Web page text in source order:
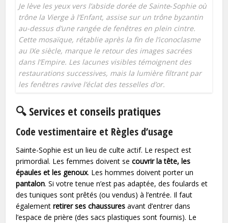
Je lève les yeux vers l’abside dorée de Sainte‑Sophie où
trône la Vierge à l’Enfant, assise sur un trône byzantin
au-dessus d’une rangée de fenêtres en plein cintre.
Cette mosaïque, rétablie après la fin de l’iconoclasme
au IXe siècle, marque le retour des images sacrées
dans l’Empire. Les lacunes visibles témoignent des
restaurations successives, mais la lumière filtrant par
les fenêtres ravive l’éclat des tesselles d’or.
🔍 Services et conseils pratiques
Code vestimentaire et Règles d’usage
Sainte-Sophie est un lieu de culte actif. Le respect est
primordial. Les femmes doivent secouvrir la tête, les
épaules et les genoux. Les hommes doivent porter un
pantalon. Si votre tenue n’est pas adaptée, des foulards et
des tuniques sont prêtés (ou vendus) à l’entrée. Il faut
égalementretirer ses chaussures avant d’entrer dans
l’espace de prière (des sacs plastiques sont fournis). Le